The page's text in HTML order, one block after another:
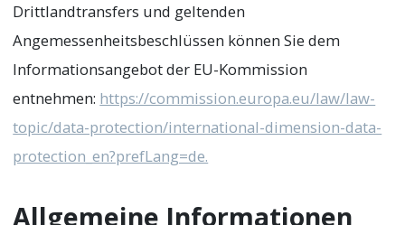
Drittlandtransfers und geltenden
Angemessenheitsbeschlüssen können Sie dem
Informationsangebot der EU-Kommission
entnehmen: https://commission.europa.eu/law/law-
topic/data-protection/international-dimension-data-
protection_en?prefLang=de.
Allgemeine Informationen